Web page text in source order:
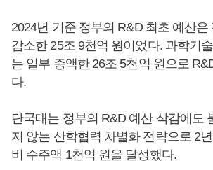
2024년 기준 정부의 R&D 최초 예산은
감소한 25조 9천억 원이었다. 과학기
는 일부 증액한 26조 5천억 원으로
다.
단국대는 정부의 R&D 예산 삭감에도
지 않는 산학협력 차별화 전략으로 2
비 수주액 1천억 원을 달성했다.